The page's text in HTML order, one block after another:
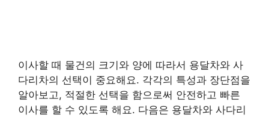
이사할 때 물건의 크기와 양에 따라서 용달차와 사
다리차의 선택이 중요해요. 각각의 특성과 장단점을
알아보고, 적절한 선택을 함으로써 안전하고 빠른
이사를 할 수 있도록 해요. 다음은 용달차와 사다리